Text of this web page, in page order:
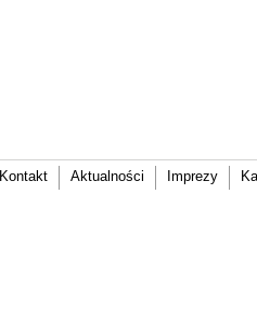
Kontakt Aktualności Imprezy